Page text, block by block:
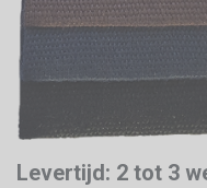
Levertijd: 2 tot 3